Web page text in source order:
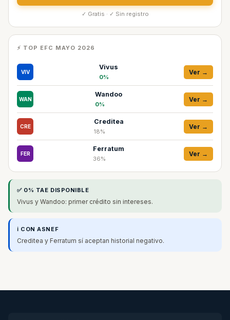
✓ Gratis · ✓ Sin registro
⚡ TOP EFC MAYO 2026
VIV
Vivus
0%
Ver →
WAN
Wandoo
0%
Ver →
CRE
Creditea
18%
Ver →
FER
Ferratum
36%
Ver →
✅ 0% TAE DISPONIBLE
Vivus y Wandoo: primer crédito sin intereses.
ℹ️ CON ASNEF
Creditea y Ferratum sí aceptan historial negativo.